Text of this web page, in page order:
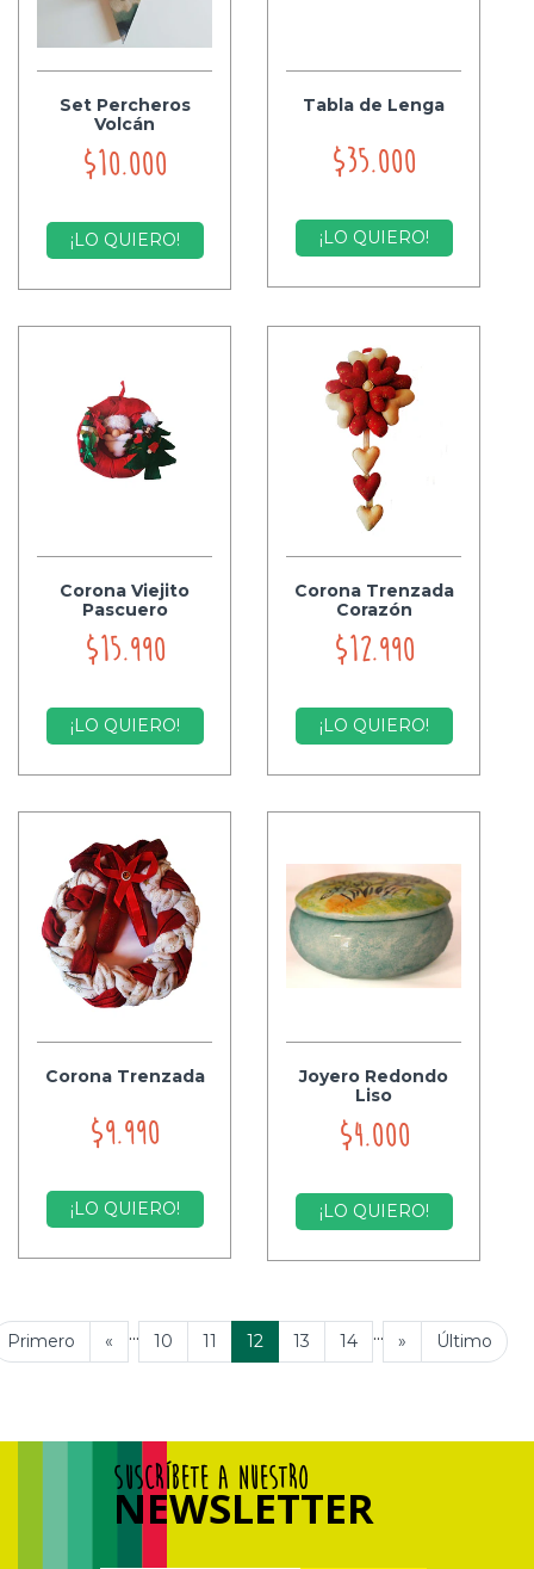
Set Percheros
Volcán
$10.000
¡LO QUIERO!
Tabla de Lenga
$35.000
¡LO QUIERO!
Corona Viejito
Pascuero
$15.990
¡LO QUIERO!
Corona Trenzada
Corazón
$12.990
¡LO QUIERO!
Corona Trenzada
$9.990
¡LO QUIERO!
Joyero Redondo
Liso
$4.000
¡LO QUIERO!
Primero « ... 10 11 12 13 14 ... » Último
SUSCRÍBETE A NUESTRO
NEWSLETTER